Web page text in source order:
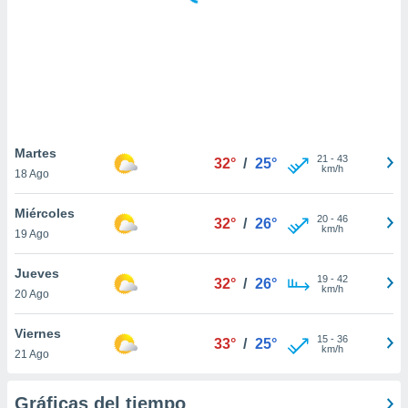
similares
como
sitio
de
traten tus
en
interés
su
Martes
18 Ago
32° / 25° 21 - 43
km/h
Miércoles
19 Ago
32° / 26° 20- 46
km/h
Jueves
20 Ago
32° / 26° 19- 42
km/h
Viernes
21 Ago
33° / 25° 15- 36
km/h
Gráficas del tiempo